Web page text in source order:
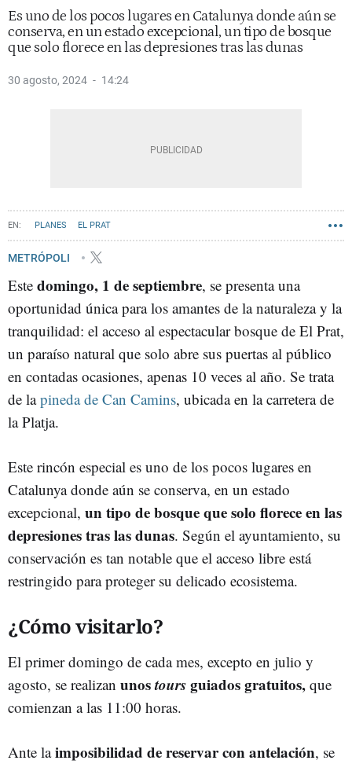
Es uno de los pocos lugares en Catalunya donde aún se
conserva, en un estado excepcional, un tipo de bosque
que solo florece en las depresiones tras las dunas
30 agosto, 2024 14:24
PLANES EL PRAT
METRÓPOLI
Este domingo, 1 de septiembre, se presenta una
oportunidad única para los amantes de la naturaleza y la
tranquilidad: el acceso al espectacular bosque de El Prat,
un paraíso natural que solo abre sus puertas al público
en contadas ocasiones, apenas 10 veces al año. Se trata
de lapineda de Can Camins, ubicada en la carretera de
la Platja.
Este rincón especial es uno de los pocos lugares en
Catalunya donde aún se conserva, en un estado
excepcional, un tipo de bosque que solo florece en las
depresiones tras las dunas. Según el ayuntamiento, su
conservación es tan notable que el acceso libre está
restringido para proteger su delicado ecosistema.
¿Cómo visitarlo?
El primer domingo de cada mes, excepto en julio y
agosto, se realizan unostoursguiados gratuitos, que
comienzan a las 11:00 horas.
Ante laimposibilidad de reservar con antelación, se